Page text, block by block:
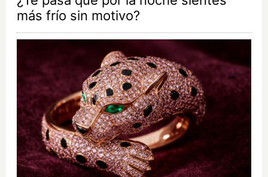
más frío sin motivo?